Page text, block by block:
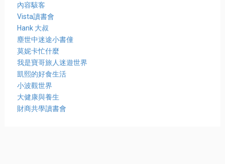
內容駭客
Vista讀書會
Hank 大叔
塵世中迷途小書僮
莫妮卡忙什麼
我是寶哥旅人迷遊世界
凱熙的好食生活
小波觀世界
大健康與養生
財商共學讀書會